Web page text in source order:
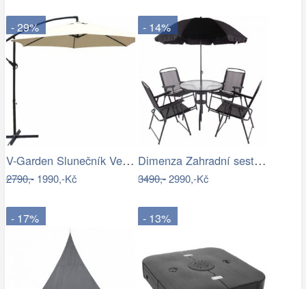
- 29%
V-Garden Slunečník VeGA 300 - béžový
2790,-1990,-Kč
- 14%
Dimenza Zahradní sestava MADRID se…
3490,-2990,-Kč
- 17% - 13%